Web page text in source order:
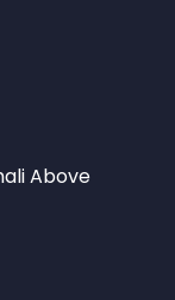
Above